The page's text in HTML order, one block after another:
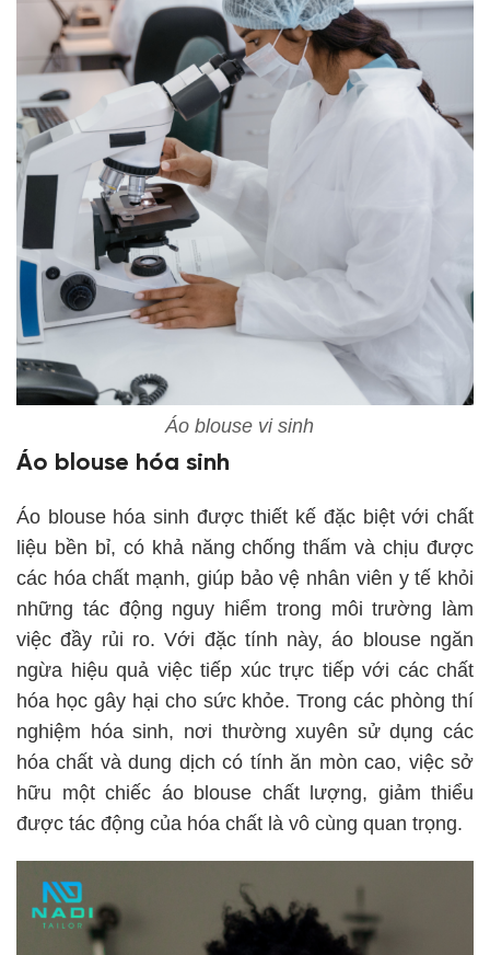
Áo blouse vi sinh
Áo blouse hóa sinh
Áo blouse hóa sinh được thiết kế đặc biệt với chất
liệu bền bỉ, có khả năng chống thấm và chịu được
các hóa chất mạnh, giúp bảo vệ nhân viên y tế khỏi
những tác động nguy hiểm trong môi trường làm
việc đầy rủi ro. Với đặc tính này, áo blouse ngăn
ngừa hiệu quả việc tiếp xúc trực tiếp với các chất
hóa học gây hại cho sức khỏe. Trong các phòng thí
nghiệm hóa sinh, nơi thường xuyên sử dụng các
hóa chất và dung dịch có tính ăn mòn cao, việc sở
hữu một chiếc áo blouse chất lượng, giảm thiểu
được tác động của hóa chất là vô cùng quan trọng.